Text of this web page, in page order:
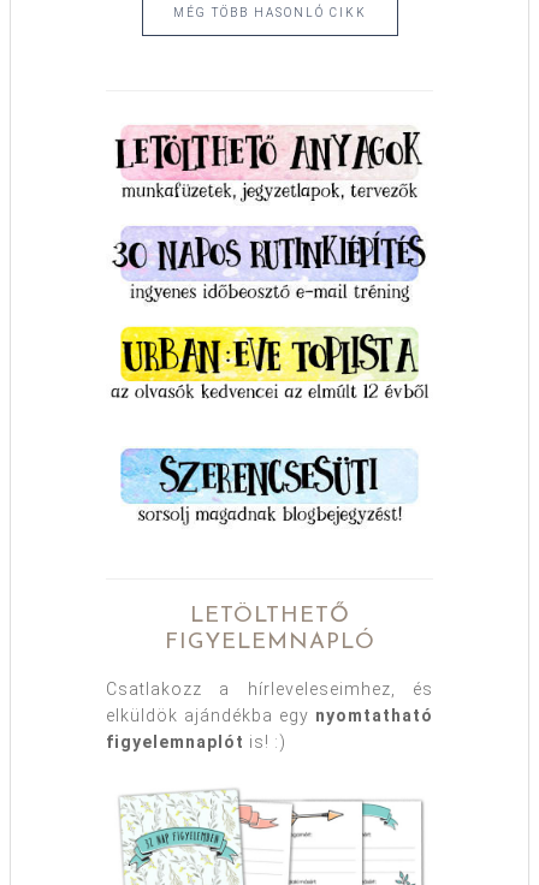
MÉG TÖBB HASONLÓ CIKK
LETÖLTHETŐ
FIGYELEMNAPLÓ
Csatlakozz a hírleveleseimhez, és
elküldök ajándékba egy nyomtatható
figyelemnaplót is! :)